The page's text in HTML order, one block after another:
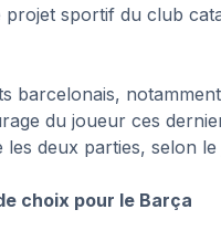
projet sportif du club
barcelonais,
du joueur ces
deux parties, selon
choix pour le Barça